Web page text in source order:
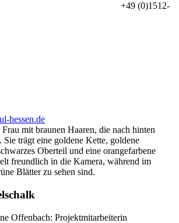
+49 (0)1512-
hessen.de
Offenbach: Projektmitarbeiterin